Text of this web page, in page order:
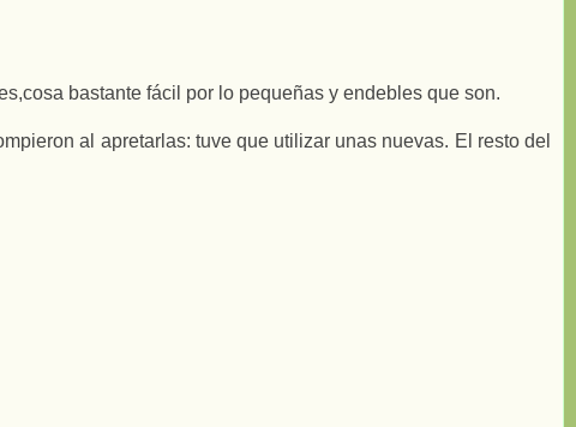
bastante fácil por lo pequeñas y endebles que son.
al apretarlas: tuve que utilizar unas nuevas. El resto del